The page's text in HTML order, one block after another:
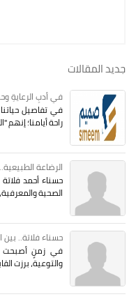
جديد المقالات
في أدبِ الرعايةِ
في تفاصيل
راحة أيامنا؛
الرضاعة
حسناء أحمد
الصحية
حسناء فلاتة.. بين
في زمنٍ أصبحت
والتوعية، برزت